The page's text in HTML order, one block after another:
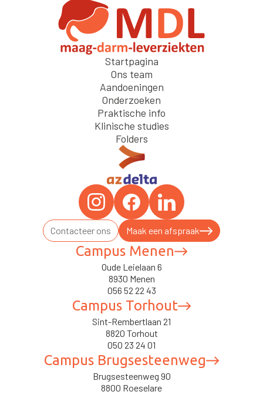
Startpagina
Ons team
Aandoeningen
Onderzoeken
Praktische info
Klinische studies
Folders
Campus Brugsesteenweg
Brugsesteenweg 90
8800 Roeselare
Campus Torhout
Sint-Rembertlaan 21
8820 Torhout
050 23 24 01
Campus Menen
Oude Leielaan 6
8930 Menen
056 52 22 43
Maak een afspraak
Contacteer ons